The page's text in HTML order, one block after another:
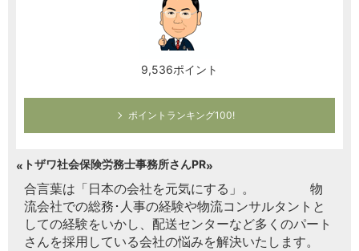
9,536ポイント
ポイントランキング100!
トザワ社会保険労務士事務所さんPR
合言葉は「日本の会社を元気にする」。 物
流会社での総務･人事の経験や物流コンサルタントと
しての経験をいかし、配送センターなど多くのパート
さんを採用している会社の悩みを解決いたします。